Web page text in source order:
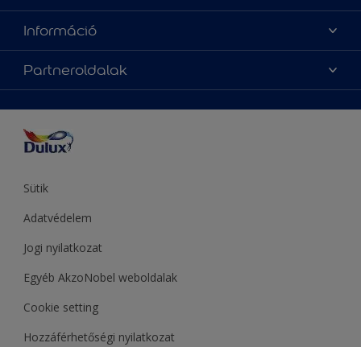
Oldaltérkép
Elérhetőségek
Az év Dulux színe
Festési tanácsok
Inspiráció
Információ
Színpontosság
Hozzáférhetőség
Partneroldalak
Hammerite
Sadolin
Sütik
Adatvédelem
Jogi nyilatkozat
Egyéb AkzoNobel weboldalak
Cookie setting
Hozzáférhetőségi nyilatkozat